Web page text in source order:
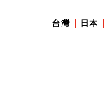
台灣 日本